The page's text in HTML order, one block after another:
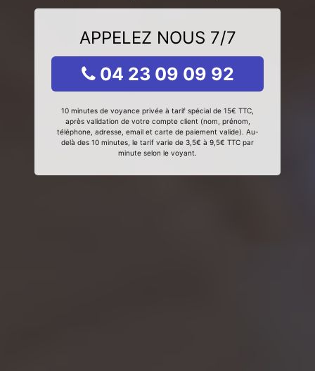
APPELEZ NOUS 7/7
04 23 09 09 92
10 minutes de voyance privée à tarif spécial de 15€ TTC,
après validation de votre compte client (nom, prénom,
téléphone, adresse, email et carte de paiement valide). Au-
delà des 10 minutes, le tarif varie de 3,5€ à 9,5€ TTC par
minute selon le voyant.